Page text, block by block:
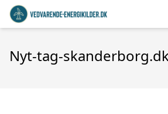
Nyt-tag-